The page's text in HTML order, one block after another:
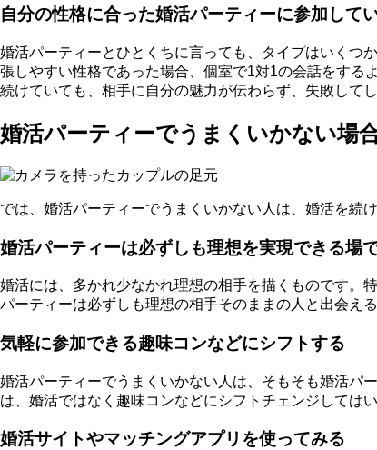
自分の性格に合った婚活パーティーに参加して
婚活パーティーとひとくちに言っても、タイプはいくつ
張しやすい性格であった場合、個室で1対1の会話をする
続けていても、相手に自分の魅力が伝わらず、失敗して
婚活パーティーでうまくいかない場
では、婚活パーティーでうまくいかない人は、婚活を続
婚活パーティーは必ずしも理想を実現できる場
婚活には、多かれ少なかれ理想の相手を描くものです。
パーティーは必ずしも理想の相手そのままの人と出会え
気軽に参加できる趣味コンなどにシフトする
婚活パーティーでうまくいかない人は、 そもそも婚活パ
は、 婚活ではなく趣味コンなどにシフトチェンジ しては
婚活サイトやマッチングアプリを使ってみる